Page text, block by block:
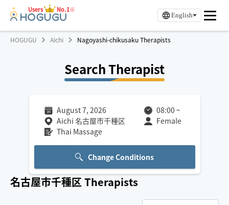
Users No.1※
English
HOGUGU Aichi Nagoyashi-chikusaku Therapists
Search Therapist
August 7, 2026 08:00 ~
Aichi 名古屋市千種区
Female
Thai Massage
Change Conditions
名古屋市千種区Therapists